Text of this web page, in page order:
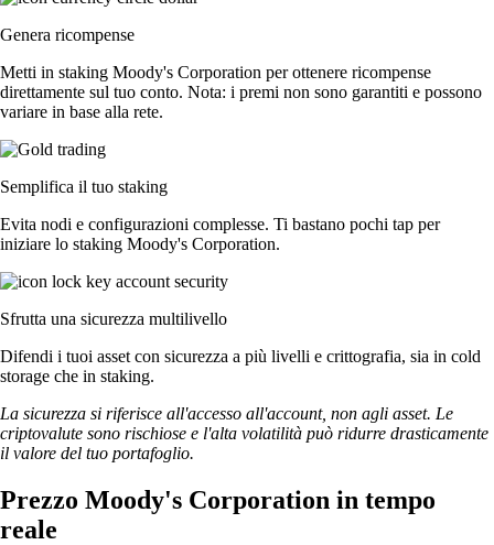
Genera ricompense
Metti in staking Moody's Corporation per ottenere ricompense
direttamente sul tuo conto. Nota: i premi non sono garantiti e possono
variare in base alla rete.
Semplifica il tuo staking
Evita nodi e configurazioni complesse. Ti bastano pochi tap per
iniziare lo staking Moody's Corporation.
Sfrutta una sicurezza multilivello
Difendi i tuoi asset con sicurezza a più livelli e crittografia, sia in cold
storage che in staking.
La sicurezza si riferisce all'accesso all'account, non agli asset. Le
criptovalute sono rischiose e l'alta volatilità può ridurre drasticamente
il valore del tuo portafoglio.
Prezzo Moody's Corporation in tempo
reale